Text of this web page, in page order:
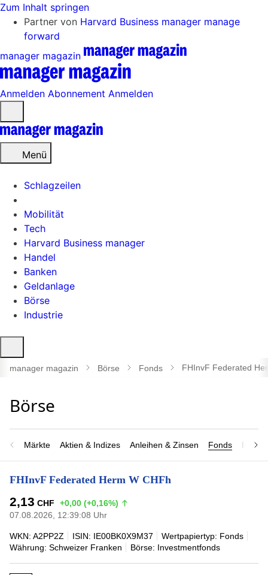
Zum Inhalt springen
Partner von Harvard Business manager manage
forward
manager magazin
Anmelden Abonnement Anmelden
öffnen
Menü
Schlagzeilen
Mobilität
Tech
Harvard Business manager
Handel
Banken
Geldanlage
Börse
Industrie
öffnen
manager magazin Börse Fonds FHInvF Federated
Märkte Aktien & Indizes Anleihen & Zinsen Fonds
FHInvF Federated Herm W CHFh
2,13 CHF
+0,00 (+0,16%)
07.08.2026, 12:39:08 Uhr
WKN: A2PP2Z ISIN: IE00BK0X9M37
Wertpapiertyp: Fonds
Währung: Schweizer Franken
Börse: Investmentfonds